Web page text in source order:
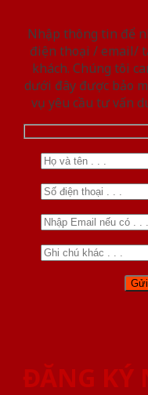
Nhập thông tin để
điện thoại / email/
khách. Chúng tôi
dưới đây được bảo
vụ yêu cầu tư vấn
ĐĂNG KÝ